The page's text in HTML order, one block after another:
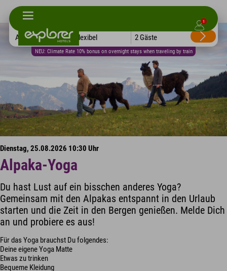
1
NEU: Climate Rate 10% bonus on overnight stays when traveling by train
Alle Hotels Flexibel 2 Gäste
Dienstag, 25.08.2026 10:30 Uhr
Alpaka-Yoga
Du hast Lust auf ein bisschen anderes Yoga?
Gemeinsam mit den Alpakas entspannt in den Urlaub
starten und die Zeit in den Bergen genießen. Melde Dich
an und probiere es aus!
Für das Yoga brauchst Du folgendes:
Deine eigene Yoga Matte
Etwas zu trinken
Bequeme Kleidung